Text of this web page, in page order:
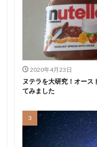
2020年4月23日
ヌテラを大研究！オース
てみました